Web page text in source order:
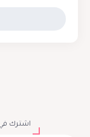
اشترك في